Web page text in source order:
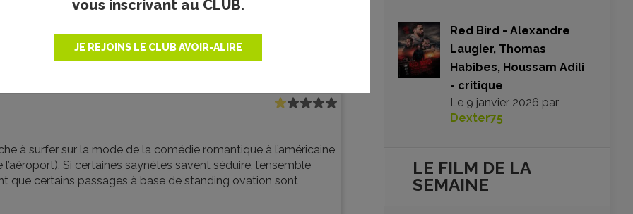
vous inscrivant au CLUB.
JE REJOINS LE CLUB AVOIR-ALIRE
à surfer sur la mode de la comédie romantique à l’américaine
Si certaines saynètes savent séduire, l’ensemble
que certains passages à base de standing ovation sont
Red Bird - Alexandre
Laugier, Thomas
Habibes, Houssam Adili
- critique
Le 9 janvier 2026 par
Dexter75
LE FILM DE LA
SEMAINE